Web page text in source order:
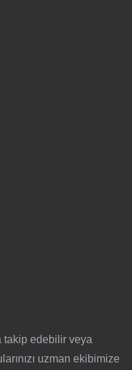
takip edebilir veya
uzman ekibimize